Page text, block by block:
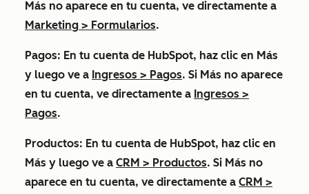
Más no aparece en tu cuenta, ve directamente a
Marketing > Formularios.
Pagos: En tu cuenta de HubSpot, haz clic en Más
y luego ve a Ingresos > Pagos. Si Más no aparece
en tu cuenta, ve directamente a Ingresos >
Pagos.
Productos: En tu cuenta de HubSpot, haz clic en
Más y luego ve a CRM > Productos. Si Más no
aparece en tu cuenta, ve directamente a CRM >